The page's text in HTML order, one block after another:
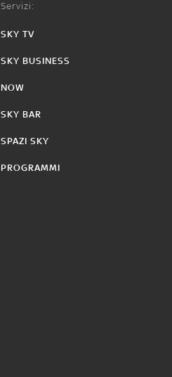
Servizi:
SKY TV
SKY BUSINESS
NOW
SKY BAR
SPAZI SKY
PROGRAMMI